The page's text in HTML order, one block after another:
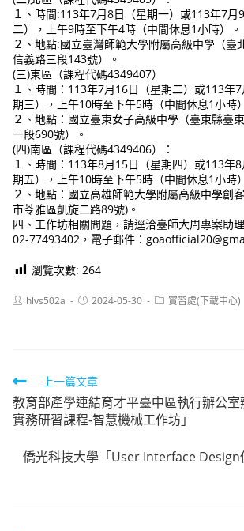
１、時間:113年7月8日（星期一）或113年7月
二），上午9時至下午4時（中間休息1小時）。
２、地點:國立臺灣師範大學附屬高級中學（臺
信義路三段143號）。
(三)東區（課程代碼4349407）
１、時間：113年7月16日（星期二）或113年
期三），上午10時至下午5時（中間休息1小時
２、地點：國立臺東女子高級中學（臺東縣臺
一段690號）。
(四)南區（課程代碼4349406）：
１、時間：113年8月15日（星期四）或113年
期五），上午10時至下午5時（中間休息1小時
２、地點：國立高雄師範大學附屬高級中學創
市苓雅區凱旋二路89號)。
四、工作坊相關問題，請逕洽臺師大周專案助
02-77493402，電子郵件：
瀏覽次數: 264
Posthlvs502a
Post2024-05-30
Post實習處(下載中心)
Read
more
articles
上一篇文章
教育部產學連結育才平臺中區執行辦公
實務研習課程-智慧機械工作坊」
僑光科技大學「User Interface Design